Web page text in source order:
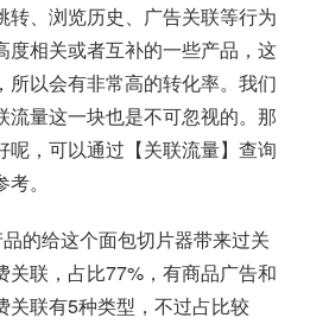
转、浏览历史、广告关联等行为
度相关或者互补的一些产品，这
所以会有非常高的转化率。我们
流量这一块也是不可忽视的。那
呢，可以通过【关联流量】查询
。
的给这个面包切片器带来过关
关联，占比77%，有商品广告和
关联有5种类型，不过占比较